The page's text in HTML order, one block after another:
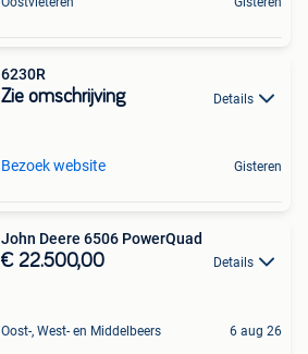
6230R
Zie omschrijving Details
Bezoek website Gisteren
John Deere 6506 PowerQuad
€ 22.500,00 Details
Oost-, West- en Middelbeers 6 aug 26